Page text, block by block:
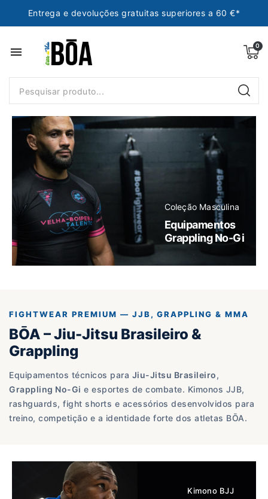
Entrega e devoluções gratuitas superiores a 60 €*
menu
Coleção Masculina
Equipamentos
Grappling No-Gi
FIGHTWEAR PREMIUM — JJB, GRAPPLING & MMA
BŌA – Jiu-Jitsu Brasileiro &
Grappling
Equipamentos técnicos para Jiu-Jitsu Brasileiro,
Grappling No-Gi e esportes de combate. Kimonos JJB,
rashguards, fight shorts e acessórios desenvolvidos para
treino, competição e a identidade forte dos atletas BŌA.
Kimono BJJ